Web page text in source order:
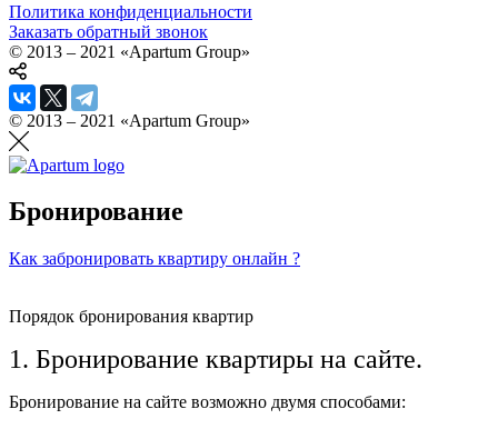
Политика конфиденциальности
Заказать обратный звонок
© 2013 – 2021 «Apartum Group»
© 2013 – 2021 «Apartum Group»
Бронирование
Как забронировать квартиру онлайн ?
Порядок бронирования квартир
1. Бронирование квартиры на сайте.
Бронирование на сайте возможно двумя способами: